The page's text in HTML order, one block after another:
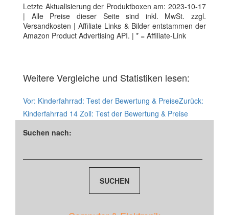
Letzte Aktualisierung der Produktboxen am: 2023-10-17
| Alle Preise dieser Seite sind inkl. MwSt. zzgl.
Versandkosten | Affiliate Links & Bilder entstammen der
Amazon Product Advertising API. | * = Affiliate-Link
Weitere Vergleiche und Statistiken lesen:
Vor: Kinderfahrrad: Test der Bewertung & PreiseZurück:
Kinderfahrrad 14 Zoll: Test der Bewertung & Preise
Suchen nach: